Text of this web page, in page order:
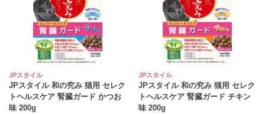
JPスタイル
JPスタイル 和の究み 猫用 セレク
トヘルスケア 腎臓ガード かつお
味 200g
JPスタイル
JPスタイル 和の究み 猫用 セレク
トヘルスケア 腎臓ガード チキン
味 200g